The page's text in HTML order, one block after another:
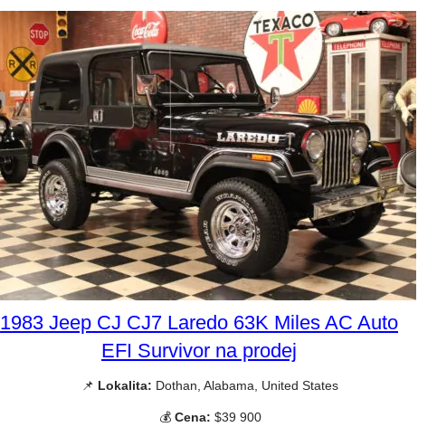
1983 Jeep CJ CJ7 Laredo 63K Miles AC Auto
EFI Survivor na prodej
📌 Lokalita: Dothan, Alabama, United States
💰 Cena: $39 900